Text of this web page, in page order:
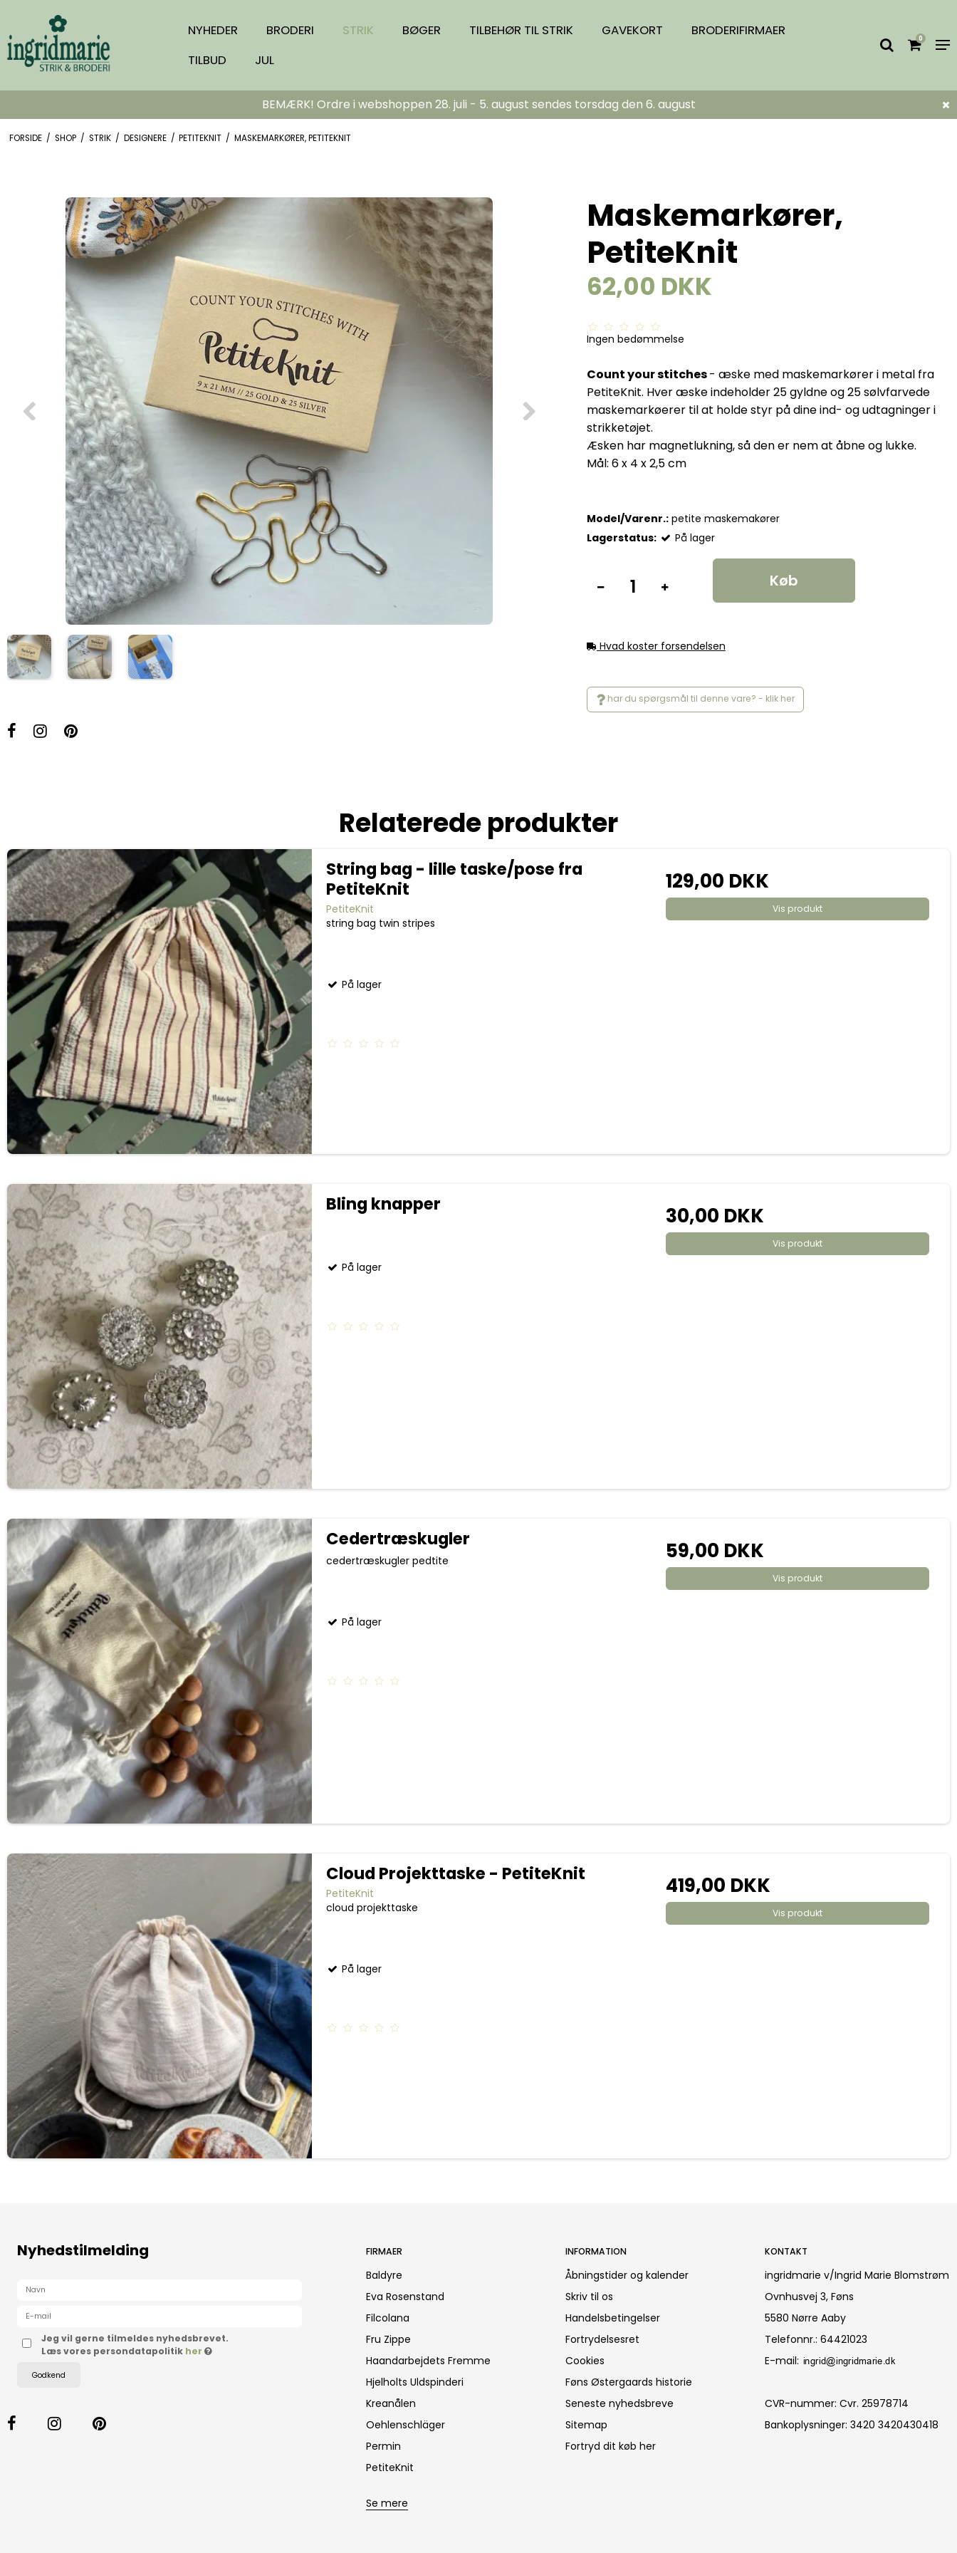
NYHEDER BRODERI STRIK BØGER TILBEHØR TIL STRIK GAVEKORT
BRODERIFIRMAER
TILBUD
JUL
0
BEMÆRK! Ordre i webshoppen 28. juli - 5. august sendes torsdag den 6. august
FORSIDE / SHOP / STRIK / DESIGNERE / PETITEKNIT / MASKEMARKØRER, PETITEKNIT
Maskemarkører,
PetiteKnit
62,00 DKK
Ingen bedømmelse
Count your stitches- æske med maskemarkører i metal fra
PetiteKnit. Hver æske indeholder 25 gyldne og 25 sølvfarvede
maskemarkøerer til at holde styr på dine ind- og udtagninger i
strikketøjet.
Æsken har magnetlukning, så den er nem at åbne og lukke.
Mål: 6 x 4 x 2,5 cm
Model/Varenr.: petite maskemakører
Lagerstatus:
På lager
Køb
Hvad koster forsendelsen
har du spørgsmål til denne vare? - klik her
Relaterede produkter
String bag - lille taske/pose fra
PetiteKnit
PetiteKnit
string bag twin stripes
På lager
129,00 DKK
Vis produkt
Bling knapper
På lager
30,00 DKK
Vis produkt
Cedertræskugler
cedertræskugler pedtite
På lager
59,00 DKK
Vis produkt
Cloud Projekttaske - PetiteKnit
PetiteKnit
cloud projekttaske
På lager
419,00 DKK
Vis produkt
Nyhedstilmelding
Jeg vil gerne tilmeldes nyhedsbrevet.
Læs vores persondatapolitik her
Godkend
FIRMAER
Baldyre
Eva Rosenstand
Filcolana
Fru Zippe
Haandarbejdets Fremme
Hjelholts Uldspinderi
Kreanålen
Oehlenschläger
Permin
PetiteKnit
Se mere
INFORMATION
Åbningstider og kalender
Skriv til os
Handelsbetingelser
Fortrydelsesret
Cookies
Føns Østergaards historie
Seneste nyhedsbreve
Sitemap
Fortryd dit køb her
KONTAKT
ingridmarie v/Ingrid Marie Blomstrøm
Ovnhusvej 3, Føns
5580 Nørre Aaby
Telefonnr.: 64421023
E-mail:
CVR-nummer: Cvr. 25978714
Bankoplysninger: 3420 3420430418